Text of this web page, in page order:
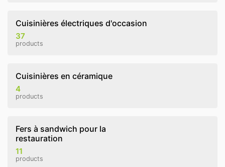
Cuisinières électriques d'occasion
37
products
Cuisinières en céramique
4
products
Fers à sandwich pour la
restauration
11
products